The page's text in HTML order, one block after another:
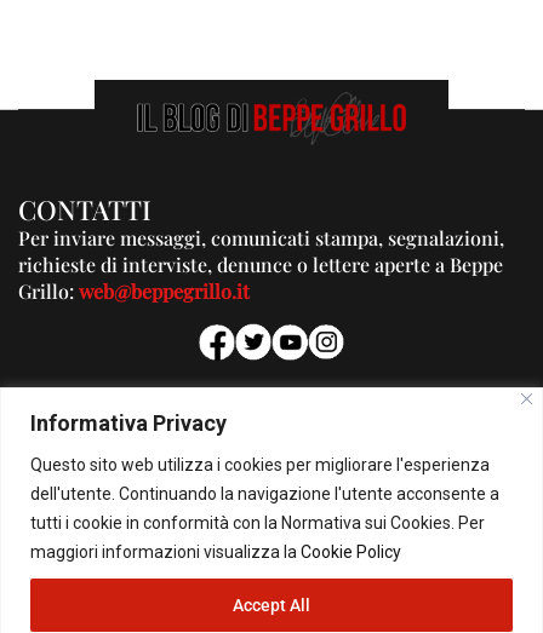
Informativa Privacy
Questo sito web utilizza i cookies per migliorare l'esperienza
dell'utente. Continuando la navigazione l'utente acconsente a
tutti i cookie in conformità con la Normativa sui Cookies. Per
maggiori informazioni visualizza la Cookie Policy
Accept All
CONTATTI
Per inviare messaggi, comunicati stampa, segnalazioni,
richieste di interviste, denunce o lettere aperte a Beppe
Grillo:web@beppegrillo.it
PUBBLICITA'
Per la tua pubblicità su questo Blog:
pubblicita@beppegrillo.it
© Copyright 2026 - Il Blog di Beppe Grillo. All Rights Reserved - Powered by